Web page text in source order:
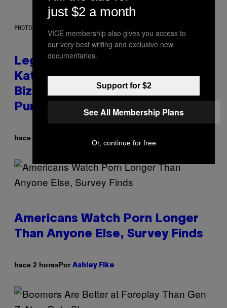
PHOTO BY DIMITRIOS KAMBOURIS/WIREIMAGE
Legendary Music Manager Peter
Katsis, Who Worked With Limp
Bizkit and The Smashing
Pumpkins, Has Died
hace 1 hora
Americans Watch Porn Longer
Than Anyone Else, Survey Finds
hace 2 horasPor Ashley Fike
just $2 a month
VICE membership also gives you access to
our very best writing and exclusive new
documentaries.
Support for $2
See All Membership Plans
Or, continue for free